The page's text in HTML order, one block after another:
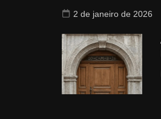
2 de janeiro de 2026